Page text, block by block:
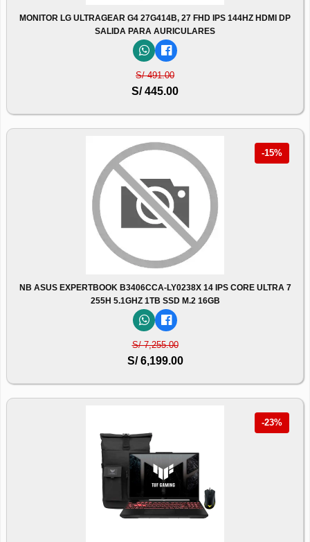
MONITOR LG ULTRAGEAR G4 27G414B, 27 FHD IPS 144HZ HDMI DP
SALIDA PARA AURICULARES
S/ 491.00
S/ 445.00
-15%
NB ASUS EXPERTBOOK B3406CCA-LY0238X 14 IPS CORE ULTRA 7
255H 5.1GHZ 1TB SSD M.2 16GB
S/ 7,255.00
S/ 6,199.00
-23%